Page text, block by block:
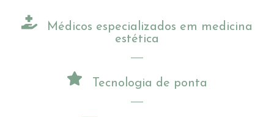
Médicos especializados em medicina
estética
Tecnologia de ponta